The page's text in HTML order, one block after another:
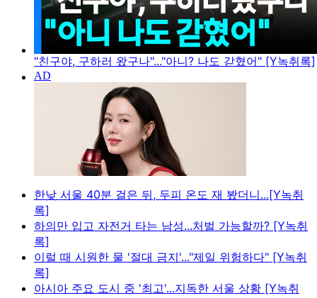
"친구야, 구하러 왔구나"..."아니? 나도 갇혔어" [Y녹취록]
한낮 서울 40분 걸은 뒤, 두피 온도 재 봤더니...[Y녹취
록]
하의만 입고 자전거 타는 남성...처벌 가능할까? [Y녹취
록]
이럴 때 시원한 물 '절대 금지'..."제일 위험하다" [Y녹취
록]
아시아 주요 도시 중 '최고'...지독한 서울 상황 [Y녹취